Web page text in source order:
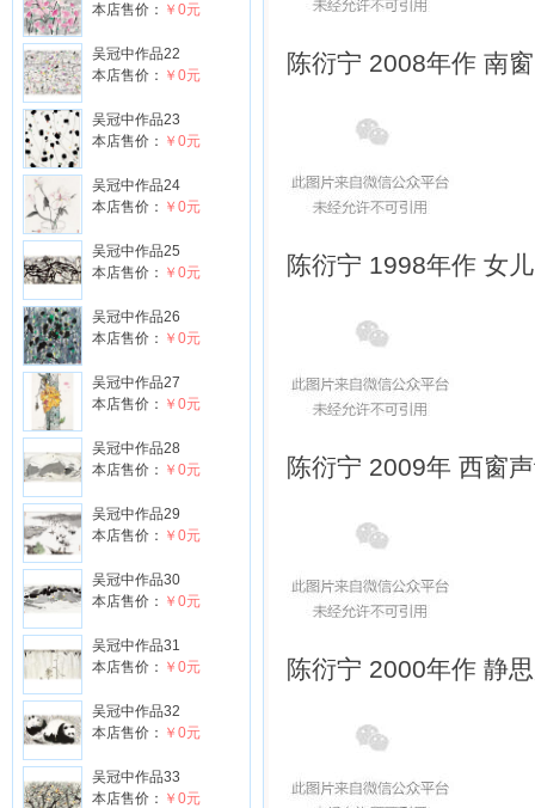
本店售价： ￥0元
吴冠中作品22
本店售价： ￥0元
吴冠中作品23
本店售价： ￥0元
吴冠中作品24
本店售价： ￥0元
吴冠中作品25
本店售价： ￥0元
吴冠中作品26
本店售价： ￥0元
吴冠中作品27
本店售价： ￥0元
吴冠中作品28
本店售价： ￥0元
吴冠中作品29
本店售价： ￥0元
吴冠中作品30
本店售价： ￥0元
吴冠中作品31
本店售价： ￥0元
吴冠中作品32
本店售价： ￥0元
吴冠中作品33
本店售价： ￥0元
陈衍宁 2008年作 南窗
陈衍宁 1998年作 女
陈衍宁 2009年 西窗
陈衍宁 2000年作 静